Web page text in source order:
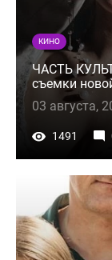
КИНО
ЧАСТЬ
съемки
03 августа,
1491